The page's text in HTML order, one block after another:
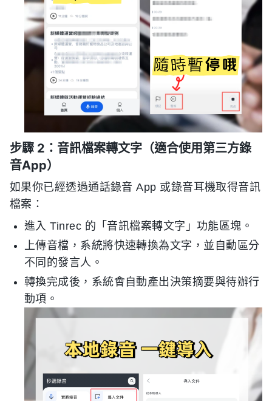
步驟 2：音訊檔案轉文字（適合使用第三方錄
音App）
如果你已經透過通話錄音 App 或錄音耳機取得音訊
檔案：
進入 Tinrec 的「音訊檔案轉文字」功能區塊。
上傳音檔，系統將快速轉換為文字，並自動區分
不同的發言人。
轉換完成後，系統會自動產出決策摘要與待辦行
動項。